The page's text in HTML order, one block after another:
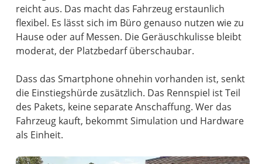
reicht aus. Das macht das Fahrzeug erstaunlich
flexibel. Es lässt sich im Büro genauso nutzen wie zu
Hause oder auf Messen. Die Geräuschkulisse bleibt
moderat, der Platzbedarf überschaubar.
Dass das Smartphone ohnehin vorhanden ist, senkt
die Einstiegshürde zusätzlich. Das Rennspiel ist Teil
des Pakets, keine separate Anschaffung. Wer das
Fahrzeug kauft, bekommt Simulation und Hardware
als Einheit.